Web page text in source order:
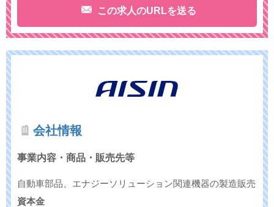
この求人のURLを送る
会社情報
事業内容・商品・販売先等
自動車部品、エナジーソリューション関連機器の製造販売
資本金